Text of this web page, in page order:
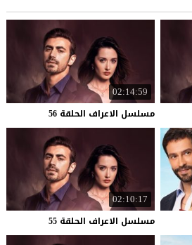
02:14:59
مسلسل الاعراف الحلقة 56
02:10:17
مسلسل الاعراف الحلقة 55